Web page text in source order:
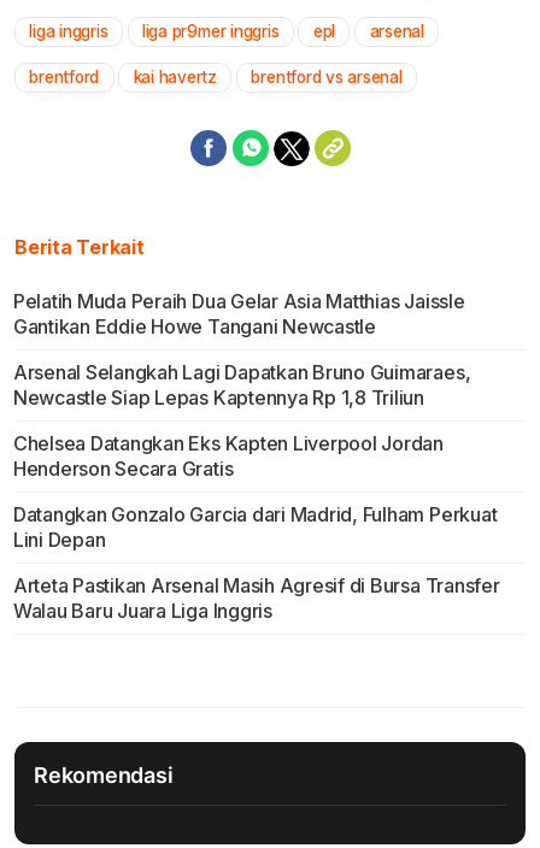
liga inggris liga pr9mer inggris epl arsenal
brentford kai havertz brentford vs arsenal
Berita Terkait
Pelatih Muda Peraih Dua Gelar Asia Matthias Jaissle
Gantikan Eddie Howe Tangani Newcastle
Arsenal Selangkah Lagi Dapatkan Bruno Guimaraes,
Newcastle Siap Lepas Kaptennya Rp 1,8 Triliun
Chelsea Datangkan Eks Kapten Liverpool Jordan
Henderson Secara Gratis
Datangkan Gonzalo Garcia dari Madrid, Fulham Perkuat
Lini Depan
Arteta Pastikan Arsenal Masih Agresif di Bursa Transfer
Walau Baru Juara Liga Inggris
Rekomendasi